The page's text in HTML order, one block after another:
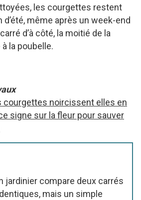
les courgettes restent
d’été, même après un week-end
d’à côté, la moitié de la
la poubelle.
courgettes noircissent elles en
signe sur la fleur pour sauver
jardinier compare deux carrés
mais un simple